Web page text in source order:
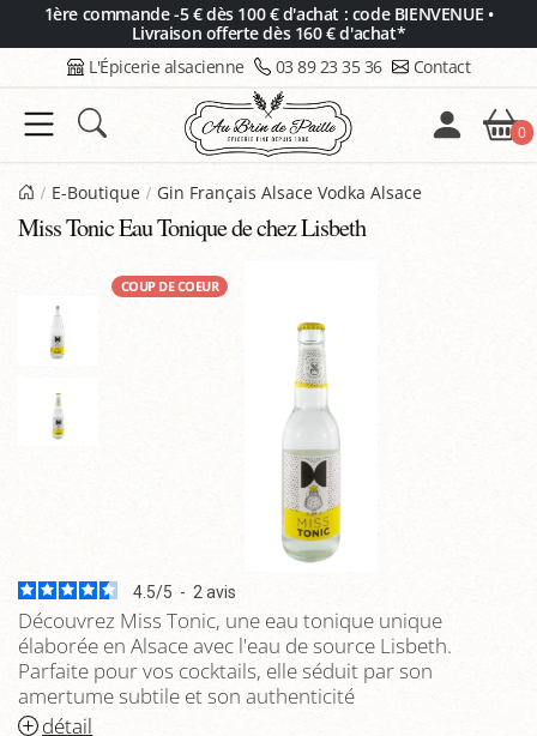
1ère commande -5 € dès 100 € d'achat : code BIENVENUE •
Livraison offerte dès 160 € d'achat*
L'Épicerie alsacienne 03 89 23 35 36 Contact
0
E-Boutique Gin Français Alsace Vodka Alsace
Miss Tonic Eau Tonique de chez Lisbeth
COUP DE COEUR
4.5/5 - 2 avis
Découvrez Miss Tonic, une eau tonique unique
élaborée en Alsace avec l'eau de source Lisbeth.
Parfaite pour vos cocktails, elle séduit par son
amertume subtile et son authenticité
détail
Panneau de gestion des cookies